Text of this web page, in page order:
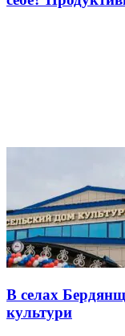
В селах
культури